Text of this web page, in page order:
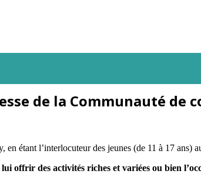
de la Communauté de
étant l’interlocuteur des jeunes (de 11 à 17 ans)
offrir des activités riches et variées ou bien